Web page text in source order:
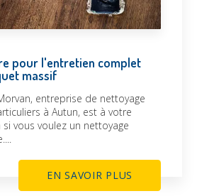
pour l'entretien complet
massif
entreprise de nettoyage
à Autun, est à votre
vous voulez un nettoyage
EN SAVOIR PLUS